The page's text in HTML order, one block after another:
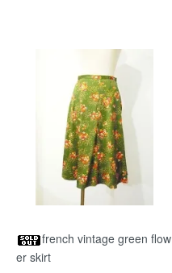
french vintage green flow
er skirt